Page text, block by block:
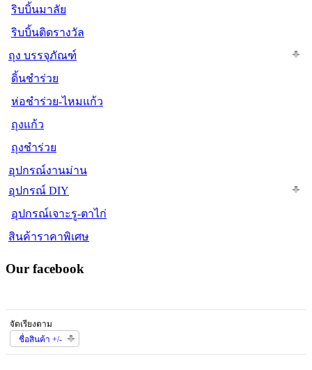
ริบบิ้นมาลัย
ริบบิ้นติดรางวัล
ถุง บรรจุภัณฑ์
ดิ้นชำร่วย
ห่อชำร่วย-ไหมแก้ว
ถุงแก้ว
ถุงชำร่วย
อุปกรณ์งานม่าน
อุปกรณ์ DIY
อุปกรณ์เจาะรู-ตาไก่
สินค้าราคาพิเศษ
Our facebook
จัดเรียงตาม
ชื่อสินค้า +/-